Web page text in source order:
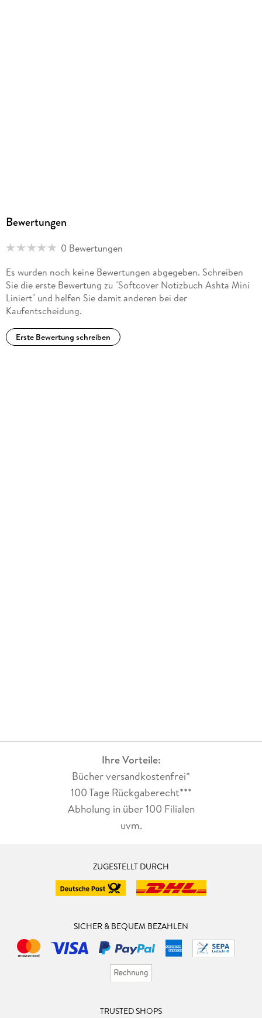
Bewertungen
0 Bewertungen
Es wurden noch keine Bewertungen abgegeben. Schreiben
Sie die erste Bewertung zu "Softcover Notizbuch Ashta Mini
Liniert" und helfen Sie damit anderen bei der
Kaufentscheidung.
Erste Bewertung schreiben
Ihre Vorteile:
Bücher versandkostenfrei*
100 Tage Rückgaberecht***
Abholung in über 100 Filialen
uvm.
ZUGESTELLT DURCH
SICHER & BEQUEM BEZAHLEN
TRUSTED SHOPS